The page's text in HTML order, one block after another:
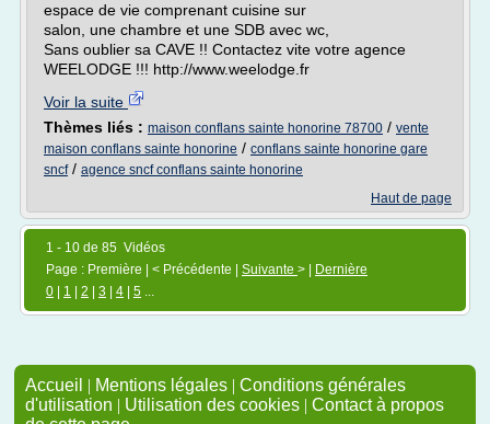
espace de vie comprenant cuisine sur
salon, une chambre et une SDB avec wc,
Sans oublier sa CAVE !! Contactez vite votre agence
WEELODGE !!! http://www.weelodge.fr
Voir la suite
Thèmes liés : maison conflans sainte honorine 78700 / vente
maison conflans sainte honorine / conflans sainte honorine gare
sncf/ agence sncf conflans sainte honorine
Haut de page
1 - 10 de 85 Vidéos
Page : Première | < Précédente | Suivante > |
Dernière
0
1 2 3 4 5 ...
Accueil | Mentions légales | Conditions générales
d'utilisation | Utilisation des cookies | Contact à propos